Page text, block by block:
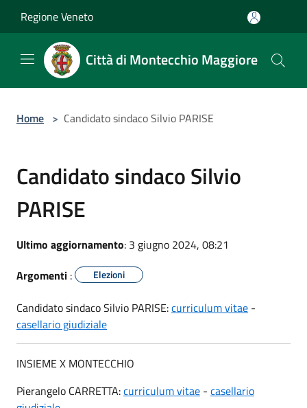
Regione Veneto
Città di Montecchio Maggiore
Home > Candidato sindaco Silvio PARISE
Candidato sindaco Silvio
PARISE
Ultimo aggiornamento: 3 giugno 2024, 08:21
Argomenti : Elezioni
Candidato sindaco Silvio PARISE:curriculum vitae -
casellario giudiziale
INSIEME X MONTECCHIO
Pierangelo CARRETTA:curriculum vitae - casellario